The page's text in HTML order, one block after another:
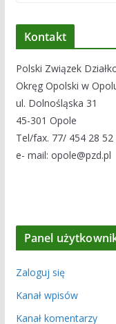
Kontakt
Polski Związek
Okręg Opolski w
ul. Dolnośląska 31
45-301 Opole
Tel/fax. 77/ 454 28 52
e- mail: opole@pzd.pl
Panel
Zaloguj się
Kanał wpisów
Kanał komentarzy